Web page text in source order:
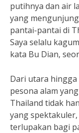
putihnya dan air
yang
pantai-pantai di
Saya selalu
kata Bu Dian,
Dari utara hingga
pesona alam
Thailand tidak
yang
terlupakan bagi